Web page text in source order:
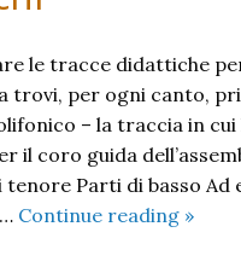
le tracce didattiche
trovi, per ogni canto,
– la traccia in
il coro guida
Parti di basso Ad
Continue reading »